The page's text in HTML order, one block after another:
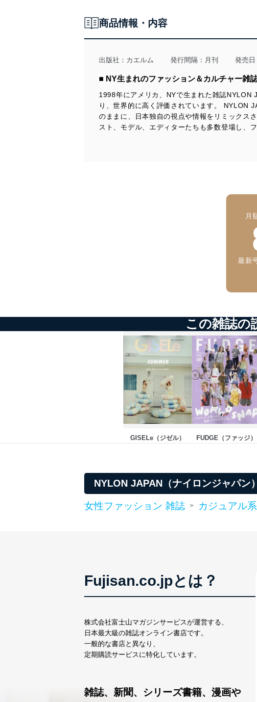
法令遵守
令及びその他の規範を常に適合させます。
個人情報の安全管理措置
当社は、個人情報の正確性及び安全性
漏えい、滅失またはき損の防止及び是正
アクセス制御
個人データを取り扱うことのでき
システムを使用する従業者を識別
個人データを取り扱う機器等のオ
個人データを取り扱う機器等にセ
情報システムの使用に伴う漏洩等の防
メール等により個人データの含ま
苦情及び相談受付け窓口
貴殿の個人情報及び当社の個人情報保
適切、かつ迅速に対応させていただきま
株式会社富士山マガジンサービス 個人
TEL：0570-200-223
FAX：03-5459-7073
e-mail：cs@fujisan.co.jp
制定：2005年4月1日
個人情報の取扱いについて
個人情報保護管理者: 経営管理グループ
２．利用目的
当社が取り扱う開示対象個人情報の利用
No
個人情報の種類
商品情報・内容
出版社： カエルム 発行間隔：月刊 発売日
■ NY生まれのファッション＆カルチャー雑
1998年にアメリカ、NYで生まれた雑誌NYLON
り、世界的に高く評価されています。 NYLON
のままに、日本独自の視点や情報をリミックス
スト、モデル、エディターたちも多数登場し、
月
最新
この雑誌の
GISELe（ジゼル） FUDGE（ファッジ）
NYLON JAPAN（ナイロンジャパン
女性ファッション 雑誌 > カジュアル
Fujisan.co.jpとは？
株式会社富士山マガジンサービスが運営する、
日本最大級の雑誌オンライン書店です。
一般的な書店と異なり、
定期購読サービスに特化しています。
雑誌、新聞、シリーズ書籍、漫画や